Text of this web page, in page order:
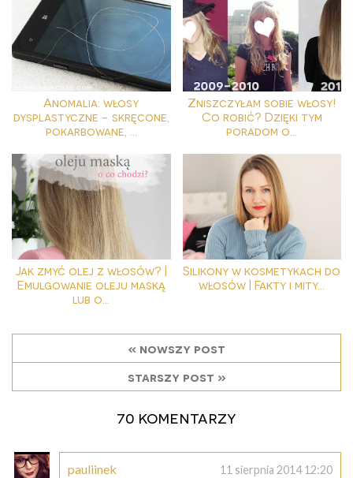
Anomalia: włosy
dysplastyczne - skręcone,
pokarbowane, ...
Zniszczyłam sobie włosy!
Co robić? Dzięki tym
poradom o...
Jak zmyć olej z włosów? |
Emulgowanie oleju maską
lub o...
Silikony w kosmetykach do
włosów | Fakty i mity...
« nowszy post
starszy post »
70 komentarzy
pauliinek 11 sierpnia 2014 12:20